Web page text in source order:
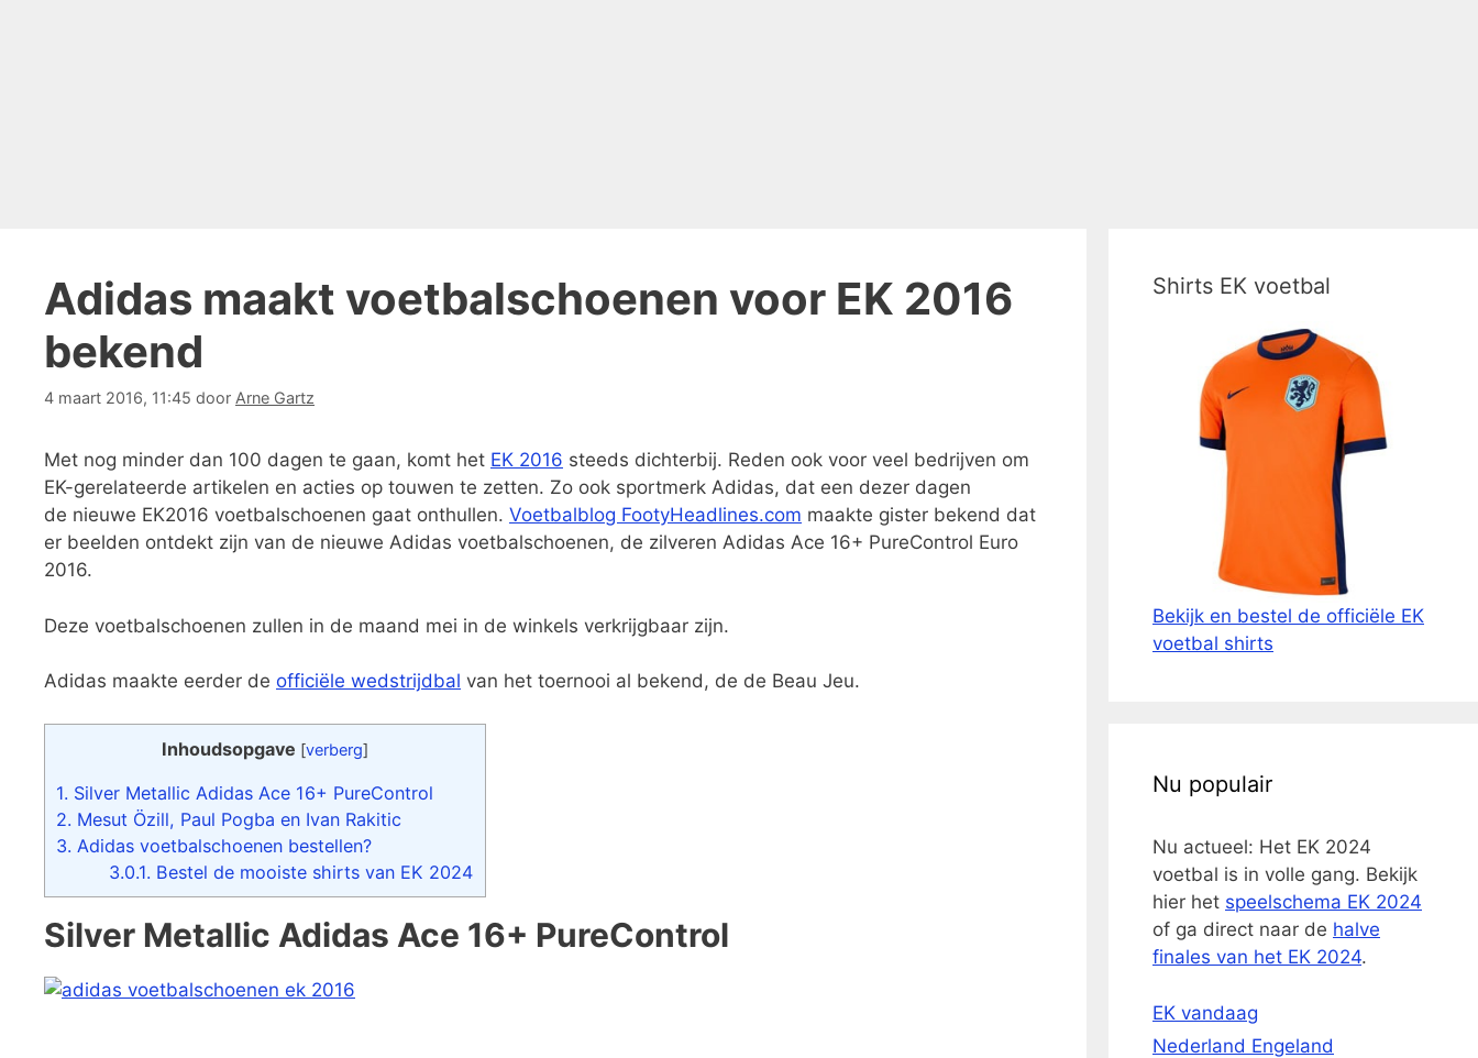
Adidas maakt voetbalschoenen voor EK 2016
bekend
4 maart 2016, 11:45 door Arne Gartz
Met nog minder dan 100 dagen te gaan, komt het EK 2016 steeds dichterbij. Reden ook voor veel bedrijven om
EK-gerelateerde artikelen en acties op touwen te zetten. Zo ook sportmerk Adidas, dat een dezer dagen
de nieuwe EK2016 voetbalschoenen gaat onthullen. Voetbalblog FootyHeadlines.com maakte gister bekend dat
er beelden ontdekt zijn van de nieuwe Adidas voetbalschoenen, de zilveren Adidas Ace 16+ PureControl Euro
2016.
Deze voetbalschoenen zullen in de maand mei in de winkels verkrijgbaar zijn.
Adidas maakte eerder de officiële wedstrijdbal van het toernooi al bekend, de de Beau Jeu.
Inhoudsopgave [verberg]
1. Silver Metallic Adidas Ace 16+ PureControl
2. Mesut Özill, Paul Pogba en Ivan Rakitic
3. Adidas voetbalschoenen bestellen?
3.0.1. Bestel de mooiste shirts van EK 2024
Silver Metallic Adidas Ace 16+ PureControl
Shirts EK voetbal
Bekijk en bestel de officiële EK
voetbal shirts
Nu populair
Nu actueel: Het EK 2024
voetbal is in volle gang. Bekijk
hier het speelschema EK 2024
of ga direct naar de halve
finales van het EK 2024.
EK vandaag
Nederland Engeland